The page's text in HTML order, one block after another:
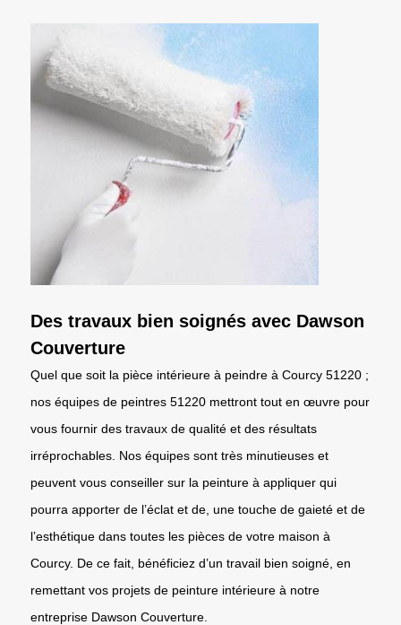
Des travaux bien soignés avec Dawson
Couverture
Quel que soit la pièce intérieure à peindre à Courcy 51220 ;
nos équipes de peintres 51220 mettront tout en œuvre pour
vous fournir des travaux de qualité et des résultats
irréprochables. Nos équipes sont très minutieuses et
peuvent vous conseiller sur la peinture à appliquer qui
pourra apporter de l’éclat et de, une touche de gaieté et de
l’esthétique dans toutes les pièces de votre maison à
Courcy. De ce fait, bénéficiez d’un travail bien soigné, en
remettant vos projets de peinture intérieure à notre
entreprise Dawson Couverture.